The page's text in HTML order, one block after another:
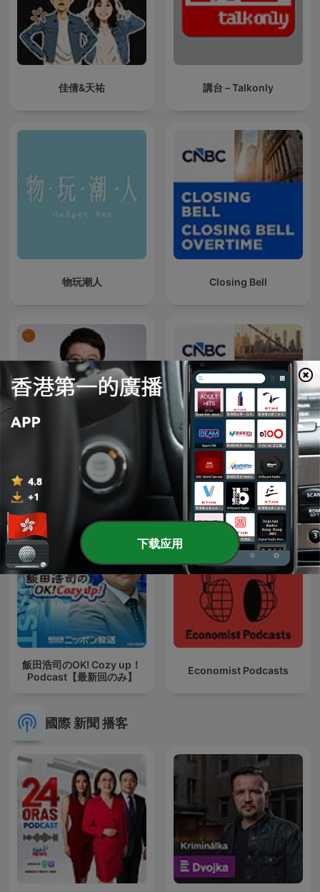
佳倩&天祐 講台 – Talkonly
物玩潮人 Closing Bell
財經一路發 CNBC's "Fast Money"
飯田浩司のOK! Cozy up！
Podcast【最新回のみ】
Economist Podcasts
國際 新聞 播客
下载应用